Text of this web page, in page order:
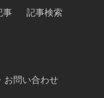
事
記事検索
お問い合わせ